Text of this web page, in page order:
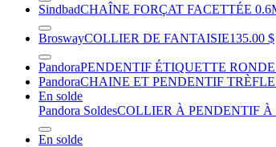
SindbadCHAÎNE FORÇAT FACETTÉE
BroswayCOLLIER DE FANTAISIE135.00 $
PandoraPENDENTIF ÉTIQUETTE
PandoraCHAINE ET PENDENTIF
En solde
Pandora SoldesCOLLIER À PENDENTIF
En solde